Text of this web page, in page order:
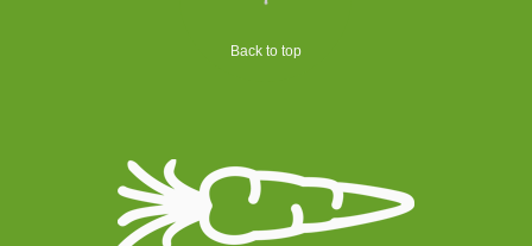
Back to top